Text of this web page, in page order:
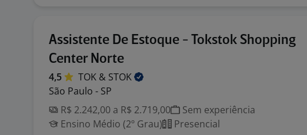
Assistente De Estoque - Tokstok Shopping
Center Norte
4,5 TOK & STOK
São Paulo - SP
R$ 2.242,00 a R$ 2.719,00
Sem experiência
Ensino Médio (2º Grau)
Presencial